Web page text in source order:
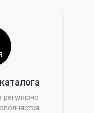
регулярно